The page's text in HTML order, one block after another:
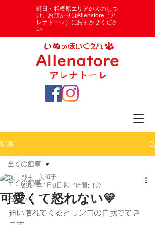
​町田・相模原エリアの犬のしつ
け、お預かりはAllenatore（ア
レナトーレ）におまかせくださ
い
記事
全ての記事
お知らせ
全ての記事
可愛くて怒れない💛
野中 美和子
2021年1月9日 読了時間: 1分
通い慣れてくるとワンコの自我でてき